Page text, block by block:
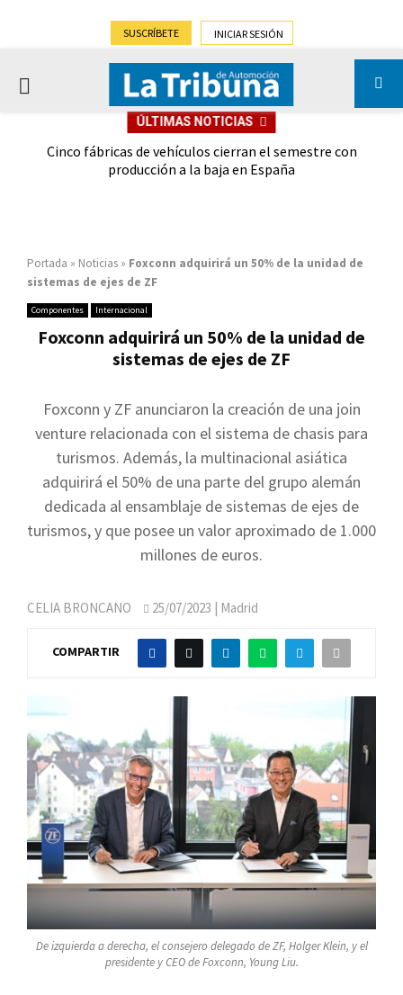
SUSCRÍBETE INICIAR SESIÓN
PRIMARY
ÚLTIMAS NOTICIAS
Cinco fábricas de vehículos cierran el semestre con
producción a la baja en España
Portada » Noticias » Foxconn adquirirá un 50% de la unidad de
sistemas de ejes de ZF
Componentes Internacional
Foxconn adquirirá un 50% de la unidad de
sistemas de ejes de ZF
Foxconn y ZF anunciaron la creación de una join
venture relacionada con el sistema de chasis para
turismos. Además, la multinacional asiática
adquirirá el 50% de una parte del grupo alemán
dedicada al ensamblaje de sistemas de ejes de
turismos, y que posee un valor aproximado de 1.000
millones de euros.
CELIA BRONCANO 25/07/2023 | Madrid
COMPARTIR
De izquierda a derecha, el consejero delegado de ZF, Holger Klein, y el
presidente y CEO de Foxconn, Young Liu.